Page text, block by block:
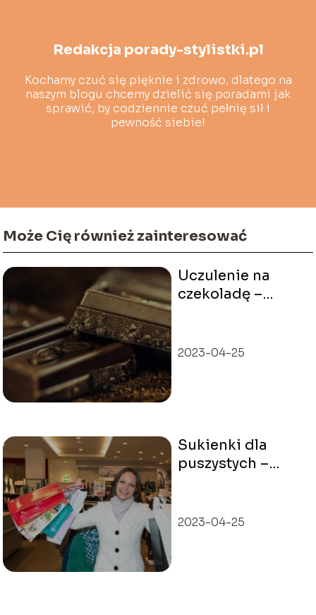
Redakcja porady-stylistki.pl
Kochamy czuć się pięknie i zdrowo, dlatego na
naszym blogu chcemy dzielić się poradami jak
sprawić, by codziennie czuć pełnię sił i
pewność siebie!
Może Cię również zainteresować
Uczulenie na
czekoladę –
2023-04-25
Sukienki dla
puszystych –
2023-04-25